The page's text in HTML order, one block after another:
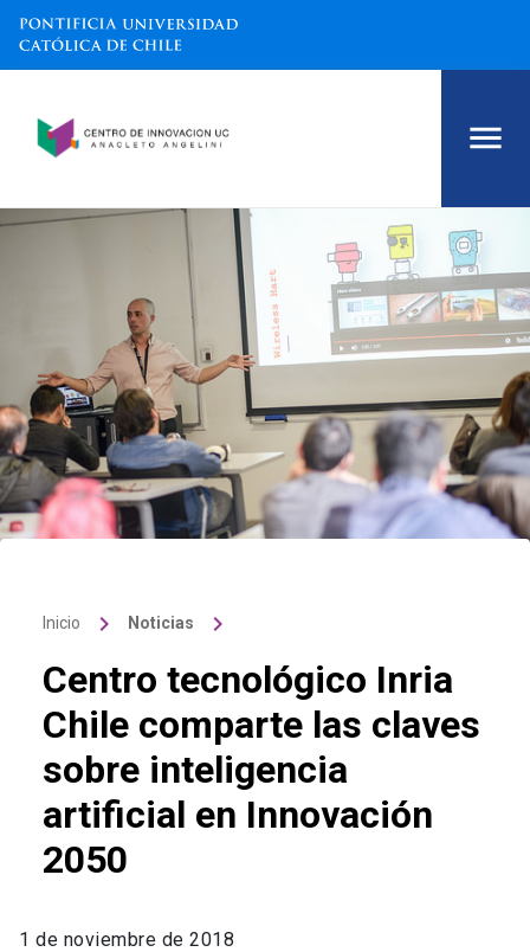
Inicio keyboard_arrow_right Noticias keyboard_arrow_right
Centro tecnológico Inria
Chile comparte las claves
sobre inteligencia
artificial en Innovación
2050
1 de noviembre de 2018